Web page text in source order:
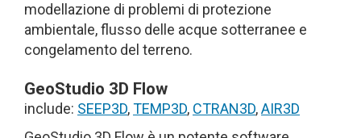
modellazione di problemi di protezione
ambientale, flusso delle acque sotterranee e
congelamento del terreno.
GeoStudio 3D Flow
include: SEEP3D,TEMP3D, CTRAN3D,AIR3D